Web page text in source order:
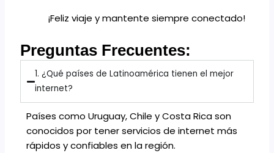
¡Feliz viaje y mantente siempre conectado!
Preguntas Frecuentes:
1. ¿Qué países de Latinoamérica tienen el mejor
internet?
Países como Uruguay, Chile y Costa Rica son
conocidos por tener servicios de internet más
rápidos y confiables en la región.